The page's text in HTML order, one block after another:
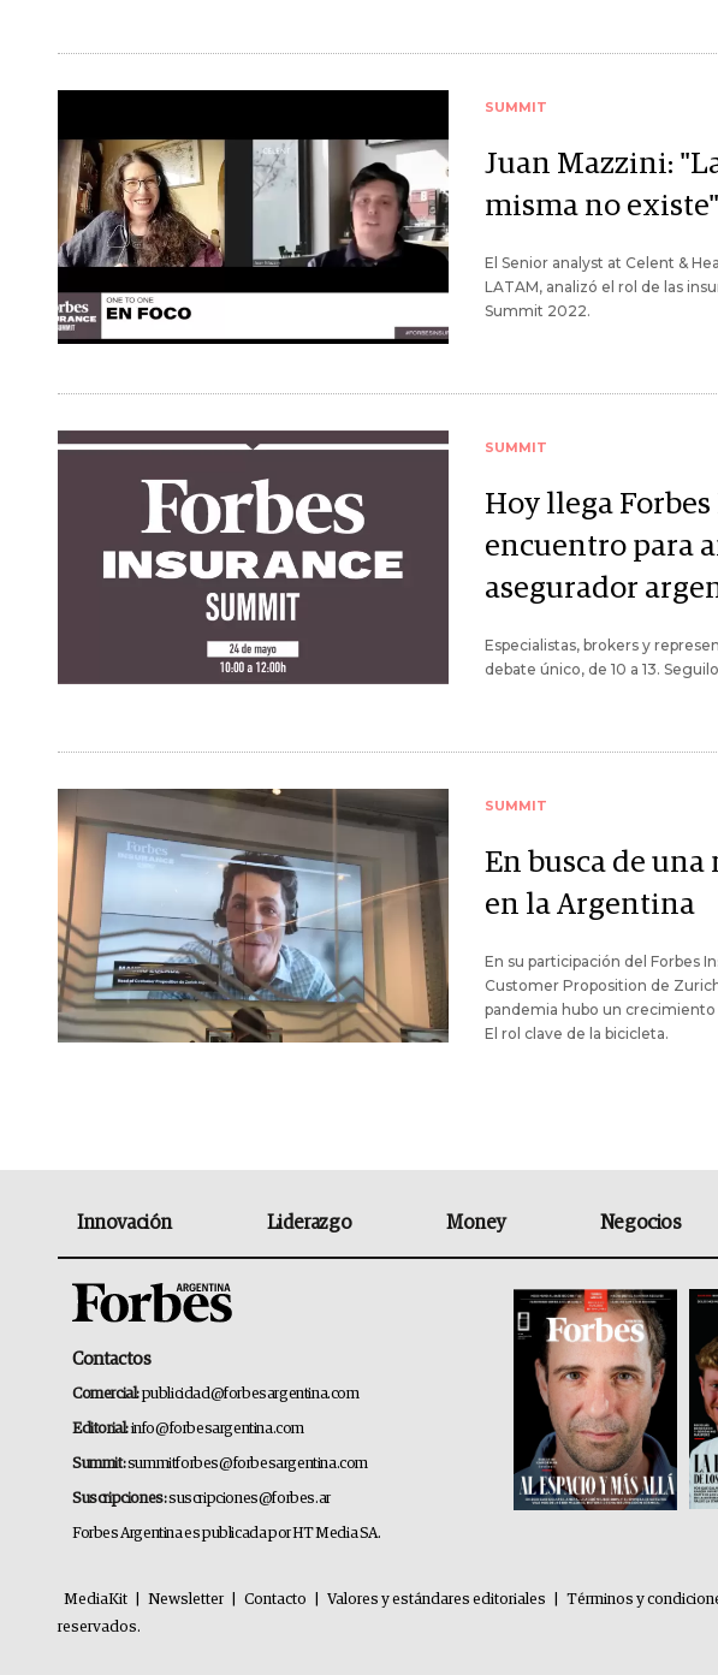
SUMMIT
Juan Mazzini:
misma no existe"
El Senior analyst at Celent &
LATAM, analizó el rol de las
Summit 2022.
SUMMIT
Hoy llega
encuentro para
asegurador
Especialistas, brokers y
debate único, de 10 a 13.
SUMMIT
En busca de
en la Argentina
En su participación del Forbes
Customer Proposition de
pandemia hubo un
El rol clave de la bicicleta.
Innovación Liderazgo Money Negocios
Contactos
Comercial:publicidad@forbesargentina.com
Editorial:info@forbesargentina.com
Summit:summitforbes@forbesargentina.com
Suscripciones:suscripciones@forbes.ar
Forbes Argentina es publicada por HT Media SA.
MediaKit Newsletter Contacto Valores y estándares editoriales Términos y
reservados.